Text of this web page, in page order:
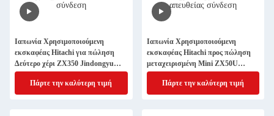
Ιαπωνία Χρησιμοποιούμενη
εκσκαφέας Hitachi για πώληση
Δεύτερο χέρι ZX350 Jindongyu
Μηχανήματα
Πάρτε την καλύτερη τιμή
Ιαπωνία Χρησιμοποιούμενη
εκσκαφέας Hitachi προς πώληση
μεταχειρισμένη Mini ZX50U
Jindongyu Μηχανήματα
Πάρτε την καλύτερη τιμή